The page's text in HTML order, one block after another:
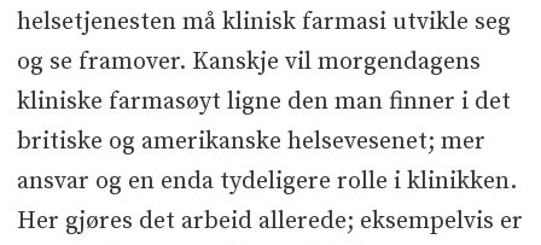
helsetjenesten må klinisk farmasi utvikle seg
og se framover. Kanskje vil morgendagens
kliniske farmasøyt ligne den man finner i det
britiske og amerikanske helsevesenet; mer
ansvar og en enda tydeligere rolle i klinikken.
Her gjøres det arbeid allerede; eksempelvis er